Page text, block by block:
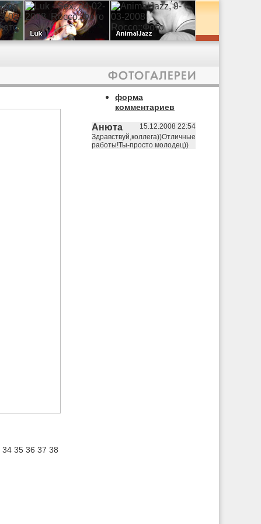
34 35 36 37 38
форма
комментариев
Анюта
15.12.2008 22:54
Здравствуй,коллега))Отличные
работы!Ты-просто молодец))